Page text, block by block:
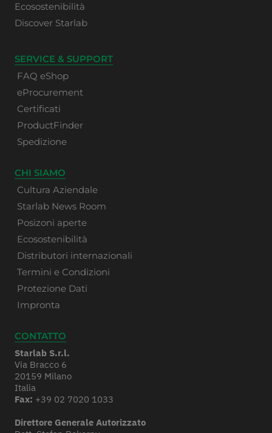
Ecosostenibilità
Discover Starlab
SERVICE & SUPPORT
FAQ eShop
eProcurement
Certificati
ProductFinder
Spedizione
CHI SIAMO
Cultura Aziendale
Starlab News Room
Posizoni aperte
Ecosostenibilità
Distributori internazionali
Termini e Condizioni
Protezione Dati
Impronta
CONTATTO
Starlab S.r.l.
Via Bracco 6
20159 Milano
Italia
Fax: +39 02 7020 1033
Direttore Generale Autorizzato